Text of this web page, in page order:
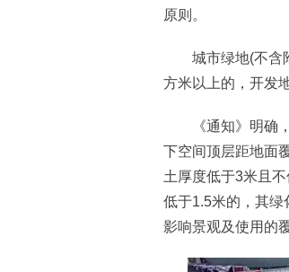
原则。
城市绿地(不含附
方米以上的，开发
《通知》明确，
下空间顶层距地面
土厚度低于3米且
低于1.5米的，其绿
影响景观及使用的